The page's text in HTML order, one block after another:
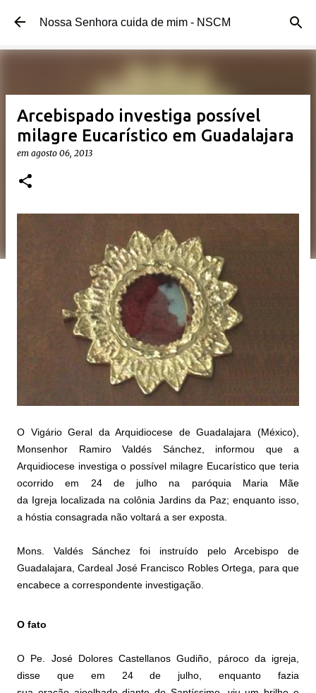
Pular para o conteúdo principal
Nossa Senhora cuida de mim - NSCM
Arcebispado investiga possível
milagre Eucarístico em Guadalajara
em agosto 06, 2013
O Vigário Geral da Arquidiocese de Guadalajara (México),
Monsenhor Ramiro Valdés Sánchez, informou que a
Arquidiocese investiga o possível milagre Eucarístico que teria
ocorrido em 24 de julho na paróquia Maria Mãe
da Igreja localizada na colônia Jardins da Paz; enquanto isso,
a hóstia consagrada não voltará a ser exposta.
Mons. Valdés Sánchez foi instruído pelo Arcebispo de
Guadalajara, Cardeal José Francisco Robles Ortega, para que
encabece a correspondente investigação.
O fato
O Pe. José Dolores Castellanos Gudiño, pároco da igreja,
disse que em 24 de julho, enquanto fazia